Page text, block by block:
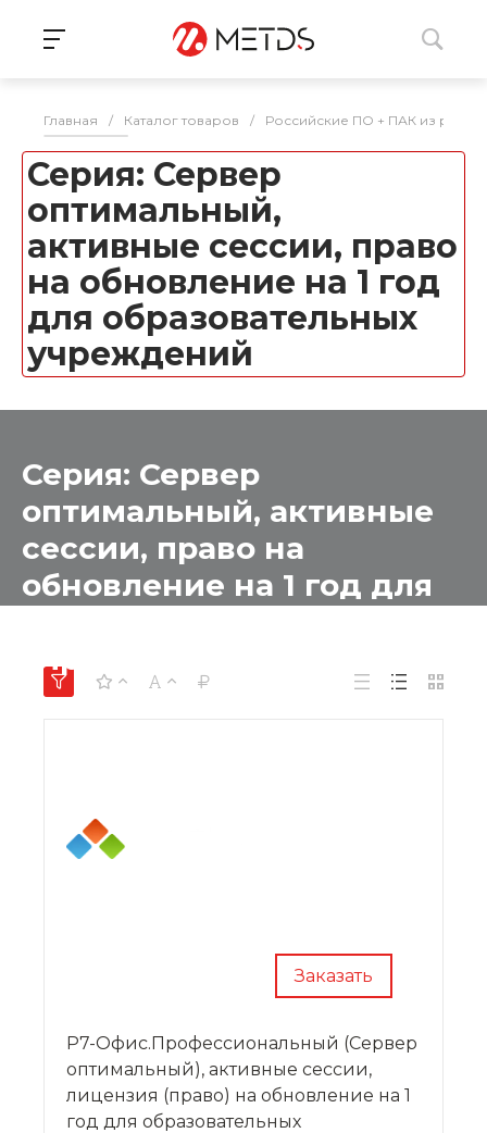
Главная / Каталог товаров / Российские ПО + ПАК из
Серия: Сервер
оптимальный,
активные сессии, право
на обновление на 1 год
для образовательных
учреждений
Серия: Сервер
оптимальный, активные
сессии, право на
обновление на 1 год для
учреждений
Заказать
Р7-Офис.Профессиональный (Сервер
оптимальный), активные сессии,
лицензия (право) на обновление на 1
год для образовательных